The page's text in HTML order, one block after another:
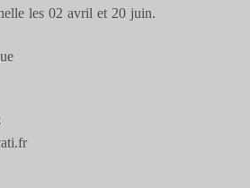
les 02 avril et 20 juin.